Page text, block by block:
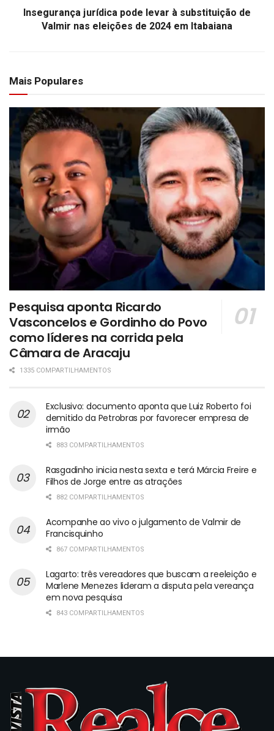
Insegurança jurídica pode levar à substituição de
Valmir nas eleições de 2024 em Itabaiana
Mais Populares
Pesquisa aponta Ricardo
Vasconcelos e Gordinho do Povo
como líderes na corrida pela
Câmara de Aracaju
1335 COMPARTILHAMENTOS
Exclusivo: documento aponta que Luiz Roberto foi
demitido da Petrobras por favorecer empresa de
irmão
883 COMPARTILHAMENTOS
Rasgadinho inicia nesta sexta e terá Márcia Freire e
Filhos de Jorge entre as atrações
882 COMPARTILHAMENTOS
Acompanhe ao vivo o julgamento de Valmir de
Francisquinho
867 COMPARTILHAMENTOS
Lagarto: três vereadores que buscam a reeleição e
Marlene Menezes lideram a disputa pela vereança
em nova pesquisa
843 COMPARTILHAMENTOS